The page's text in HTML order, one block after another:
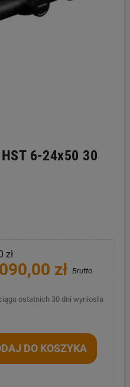
6-24x50 30
zł
zł Brutto
ostatnich 30 dni wyniosła
DO KOSZYKA